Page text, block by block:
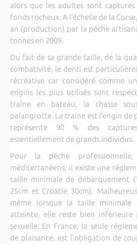
alors que les adultes sont
fonds rocheux. A l’échelle de la
an (production) par la pêche
tonnes en 2009.
Du fait de sa grande taille, de la
combativité, le denti est
récréative car considéré comme
engins les plus utilisés sont
traîne en bateau, la chasse
palangrotte. La traine est l’engin de
représente 90 % des
essentiellement de grands individus.
Pour la pêche
méditerranéens, il existe une
taille minimale de débarquement
25cm et Croatie 30cm).
même lorsque la taille minimale
atteinte, elle reste bien
sexuelle. En France, la seule
de plaisance, est l'obligation de